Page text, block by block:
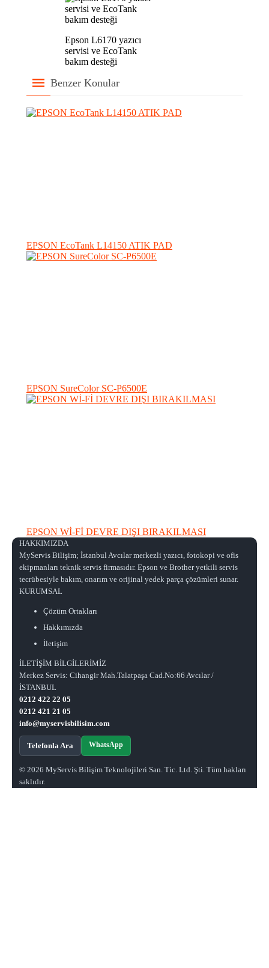
Epson L6170 yazıcı
servisi ve EcoTank
bakım desteği
Benzer Konular
EPSON EcoTank L14150 ATIK PAD
EPSON SureColor SC-P6500E
EPSON Wİ-Fİ DEVRE DIŞI BIRAKILMASI
HAKKIMIZDA
MyServis Bilişim; İstanbul Avcılar merkezli yazıcı, fotokopi ve ofis
ekipmanları teknik servis firmasıdır. Epson ve Brother yetkili servis
tecrübesiyle bakım, onarım ve orijinal yedek parça çözümleri sunar.
KURUMSAL
Çözüm Ortakları
Hakkımızda
İletişim
İLETİŞİM BİLGİLERİMİZ
Merkez Servis: Cihangir Mah.Talatpaşa Cad.No:66 Avcılar /
İSTANBUL
0212 422 22 05
0212 421 21 05
info@myservisbilisim.com
Telefonla Ara WhatsApp
© 2026 MyServis Bilişim Teknolojileri San. Tic. Ltd. Şti. Tüm hakları
saklıdır.